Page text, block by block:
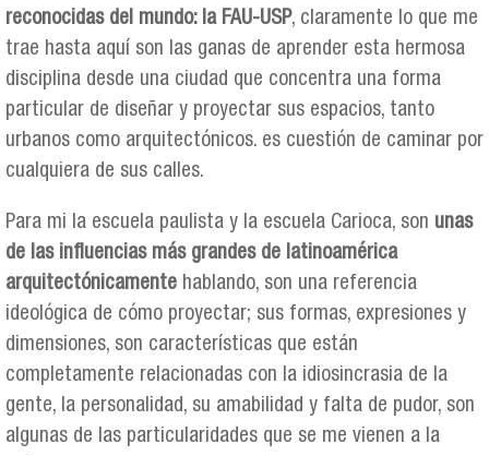
reconocidas del mundo: la FAU-USP, claramente lo que me
trae hasta aquí son las ganas de aprender esta hermosa
disciplina desde una ciudad que concentra una forma
particular de diseñar y proyectar sus espacios, tanto
urbanos como arquitectónicos. es cuestión de caminar por
cualquiera de sus calles.
Para mi la escuela paulista y la escuela Carioca, son unas
de las influencias más grandes de latinoamérica
arquitectónicamente hablando, son una referencia
ideológica de cómo proyectar; sus formas, expresiones y
dimensiones, son características que están
completamente relacionadas con la idiosincrasia de la
gente, la personalidad, su amabilidad y falta de pudor, son
algunas de las particularidades que se me vienen a la